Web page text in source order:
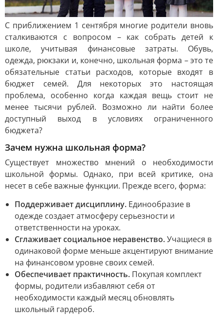
С приближением 1 сентября многие родители вновь
сталкиваются с вопросом – как собрать детей к
школе, учитывая финансовые затраты. Обувь,
одежда, рюкзаки и, конечно, школьная форма – это те
обязательные статьи расходов, которые входят в
бюджет семей. Для некоторых это настоящая
проблема, особенно когда каждая вещь стоит не
менее тысячи рублей. Возможно ли найти более
доступный выход в условиях ограниченного
бюджета?
Зачем нужна школьная форма?
Существует множество мнений о необходимости
школьной формы. Однако, при всей критике, она
несет в себе важные функции. Прежде всего, форма:
Поддерживает дисциплину. Единообразие в
одежде создает атмосферу серьезности и
ответственности на уроках.
Сглаживает социальное неравенство.Учащиеся в
одинаковой форме меньше акцентируют внимание
на финансовом уровне своих семей.
Обеспечивает практичность. Покупая комплект
формы, родители избавляют себя от
необходимости каждый месяц обновлять
школьный гардероб.